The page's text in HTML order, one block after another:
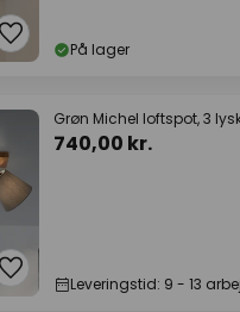
På lager
Grøn Michel loftspot, 3
740,00 kr.
Leveringstid: 9 - 13